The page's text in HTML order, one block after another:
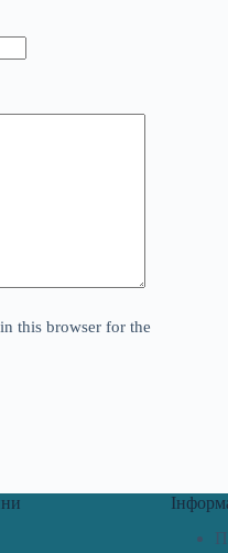
this browser for the